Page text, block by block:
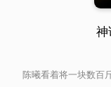
神
陈曦看着将一块数百